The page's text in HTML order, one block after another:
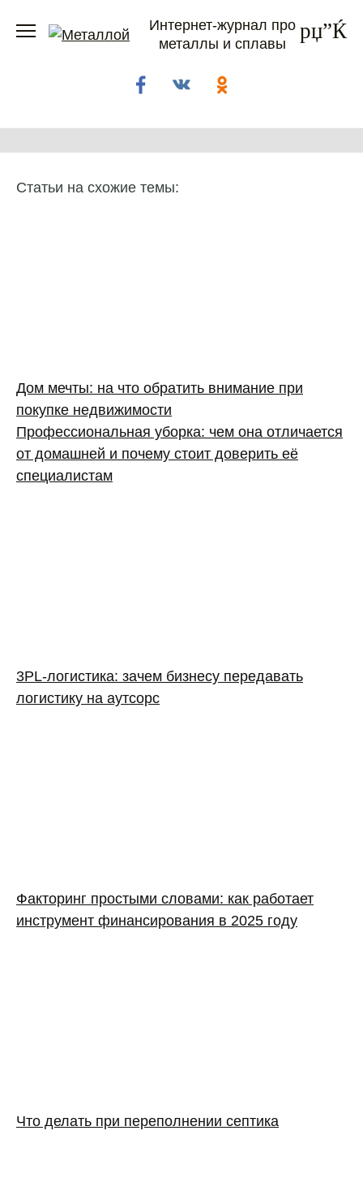
Интернет-журнал про
металлы и сплавы
Статьи на схожие темы:
Дом мечты: на что обратить внимание при
покупке недвижимости
Профессиональная уборка: чем она отличается
от домашней и почему стоит доверить её
специалистам
3PL‑логистика: зачем бизнесу передавать
логистику на аутсорс
Факторинг простыми словами: как работает
инструмент финансирования в 2025 году
Что делать при переполнении септика